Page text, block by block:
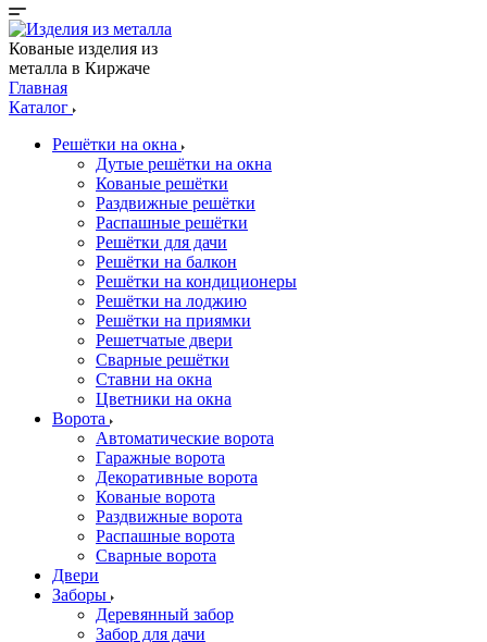
Кованые изделия из
металла в Киржаче
Главная
Каталог
Решётки на окна
Дутые решётки на окна
Кованые решётки
Раздвижные решётки
Распашные решётки
Решётки для дачи
Решётки на балкон
Решётки на кондиционеры
Решётки на лоджию
Решётки на приямки
Решетчатые двери
Сварные решётки
Ставни на окна
Цветники на окна
Ворота
Автоматические ворота
Гаражные ворота
Декоративные ворота
Кованые ворота
Раздвижные ворота
Распашные ворота
Сварные ворота
Двери
Заборы
Деревянный забор
Забор для дачи